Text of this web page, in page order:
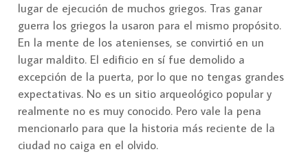
lugar de ejecución de muchos griegos. Tras ganar
guerra los griegos la usaron para el mismo propósito.
En la mente de los atenienses, se convirtió en un
lugar maldito. El edificio en sí fue demolido a
excepción de la puerta, por lo que no tengas grandes
expectativas. No es un sitio arqueológico popular y
realmente no es muy conocido. Pero vale la pena
mencionarlo para que la historia más reciente de la
ciudad no caiga en el olvido.